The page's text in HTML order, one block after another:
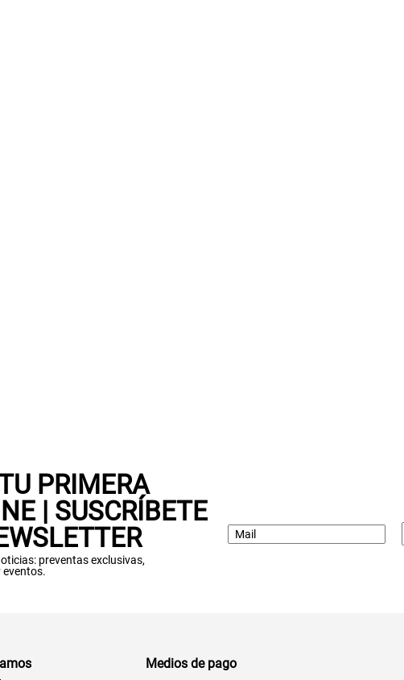
PRIMERA
| SUSCRÍBETE
preventas exclusivas,
eventos.
Medios de pago